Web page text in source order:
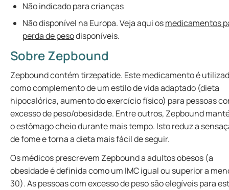
Não indicado para crianças
Não disponível na Europa. Veja aqui osmedicamentos
perda de pesodisponíveis.
Sobre Zepbound
Zepbound contém tirzepatide. Este medicamento é
como complemento de um estilo de vida adaptado (dieta
hipocalórica, aumento do exercício físico) para pessoas
excesso de peso/obesidade. Entre outros, Zepbound
o estômago cheio durante mais tempo. Isto reduz a
de fome e torna a dieta mais fácil de seguir.
Os médicos prescrevem Zepbound a adultos obesos (a
obesidade é definida como um IMC igual ou superior a
30). As pessoas com excesso de peso são elegíveis para